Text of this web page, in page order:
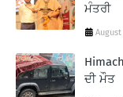
ਮੰਤਰੀ
August
ਦੀ ਮੌਤ